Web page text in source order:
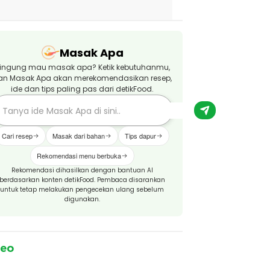
Masak Apa
mau masak apa? Ketik kebutuhanmu,
Masak Apa akan merekomendasikan resep,
ide dan tips paling pas dari detikFood.
Cari resep Masak dari bahan Tips dapur
Rekomendasi menu berbuka
Rekomendasi dihasilkan dengan bantuan AI
konten detikFood. Pembaca disarankan
untuk tetap melakukan pengecekan ulang sebelum
digunakan.